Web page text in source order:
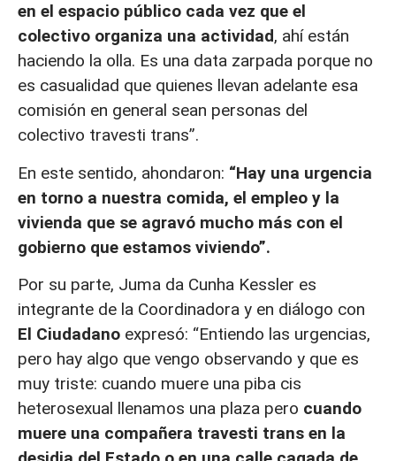
en el espacio público cada vez que el
colectivo organiza una actividad, ahí están
haciendo la olla. Es una data zarpada porque no
es casualidad que quienes llevan adelante esa
comisión en general sean personas del
colectivo travesti trans”.
En este sentido, ahondaron: “Hay una urgencia
en torno a nuestra comida, el empleo y la
vivienda que se agravó mucho más con el
gobierno que estamos viviendo”.
Por su parte, Juma da Cunha Kessler es
integrante de la Coordinadora y en diálogo con
El Ciudadano expresó: “Entiendo las urgencias,
pero hay algo que vengo observando y que es
muy triste: cuando muere una piba cis
heterosexual llenamos una plaza pero cuando
muere una compañera travesti trans en la